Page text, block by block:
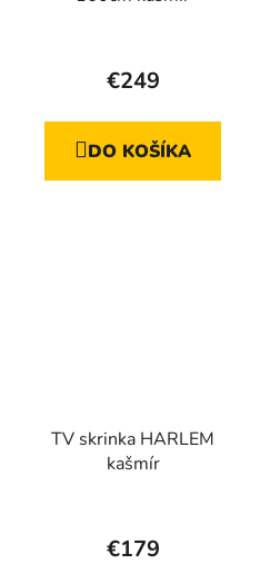
€249
DO KOŠÍKA
TV skrinka HARLEM
kašmír
hodnotenie
€179